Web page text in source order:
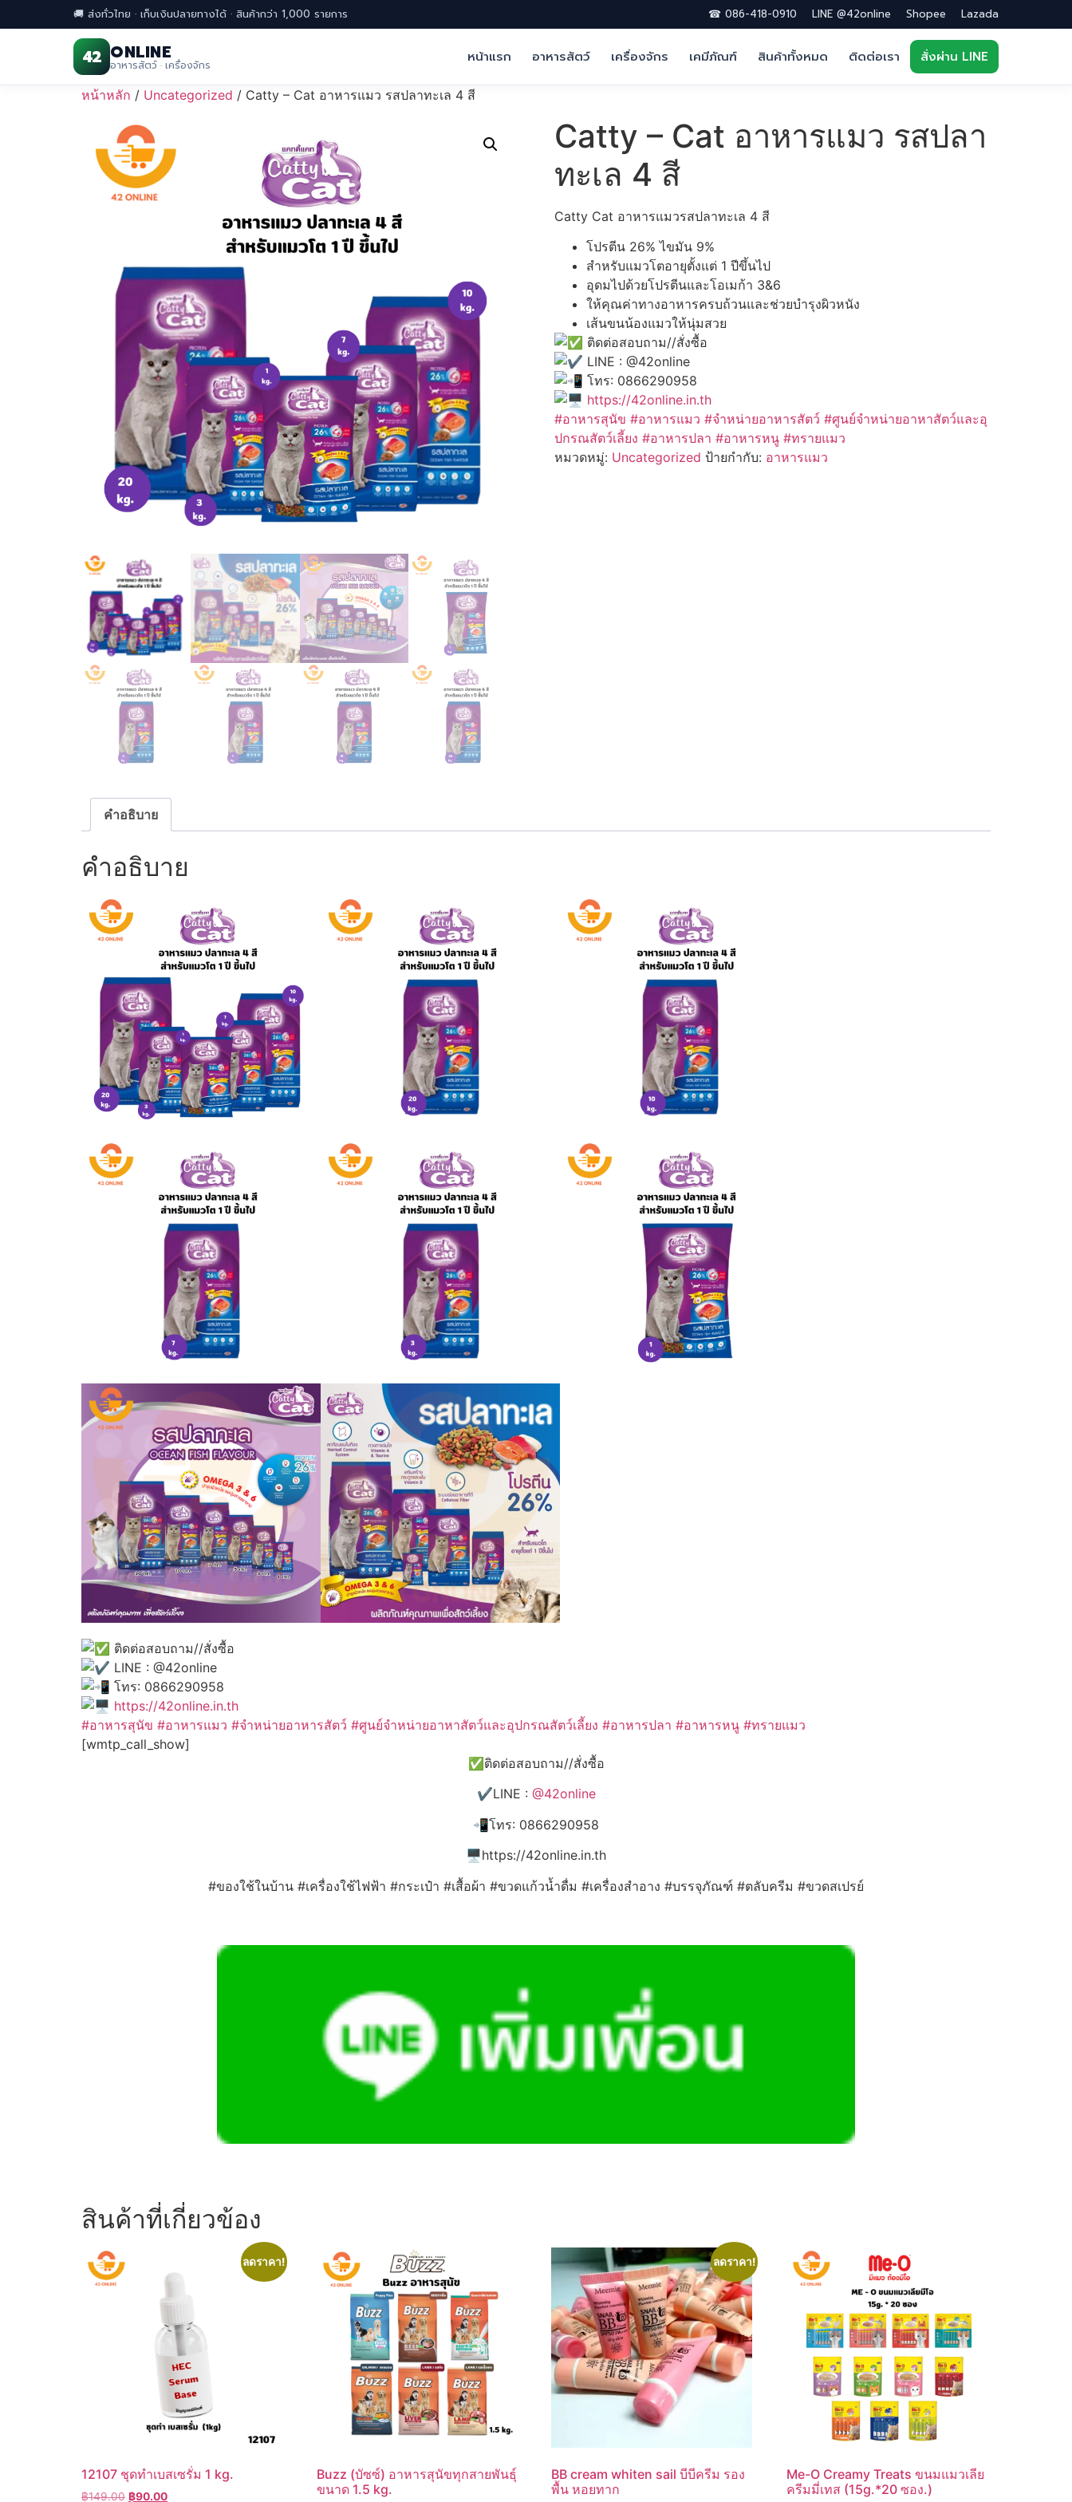
🚚 ส่งทั่วไทย · เก็บเงินปลายทางได้ · สินค้ากว่า 1,000 รายการ ☎ 086-418-0910 LINE @42online Shopee Lazada
42 ONLINE
อาหารสัตว์ · เครื่องจักร หน้าแรก อาหารสัตว์ เครื่องจักร เคมีภัณฑ์ สินค้าทั้งหมด ติดต่อเรา สั่งผ่าน LINE
หน้าหลัก / Uncategorized / Catty – Cat อาหารแมว รสปลาทะเล 4 สี
Catty – Cat อาหารแมว รสปลา
ทะเล 4 สี
Catty Cat อาหารแมวรสปลาทะเล 4 สี
โปรตีน 26% ไขมัน 9%
สำหรับแมวโตอายุตั้งแต่ 1 ปีขึ้นไป
อุดมไปด้วยโปรตีนและโอเมก้า 3&6
ให้คุณค่าทางอาหารครบถ้วนและช่วยบำรุงผิวหนัง
เส้นขนน้องแมวให้นุ่มสวย
ติดต่อสอบถาม//สั่งซื้อ
LINE : @42online
โทร: 0866290958
https://42online.in.th
#อาหารสุนัข #อาหารแมว #จำหน่ายอาหารสัตว์ #ศูนย์จำหน่ายอาหาสัตว์และอุ
ปกรณสัตว์เลี้ยง #อาหารปลา #อาหารหนู #ทรายแมว
หมวดหมู่: Uncategorized ป้ายกำกับ: อาหารแมว
คำอธิบาย
คำอธิบาย
ติดต่อสอบถาม//สั่งซื้อ
LINE : @42online
โทร: 0866290958
https://42online.in.th
#อาหารสุนัข #อาหารแมว #จำหน่ายอาหารสัตว์ #ศูนย์จำหน่ายอาหาสัตว์และอุปกรณสัตว์เลี้ยง #อาหารปลา #อาหารหนู #ทรายแมว
[wmtp_call_show]
✅ติดต่อสอบถาม//สั่งซื้อ
✔️LINE : @42online
📲โทร: 0866290958
🖥️https://42online.in.th
#ของใช้ในบ้าน #เครื่องใช้ไฟฟ้า #กระเป๋า #เสื้อผ้า #ขวดแก้วน้ำดื่ม #เครื่องสำอาง #บรรจุภัณฑ์ #ตลับครีม #ขวดสเปรย์
สินค้าที่เกี่ยวข้อง
ลดราคา!
12107 ชุดทำเบสเซรั่ม 1 kg.
฿149.00 Original
฿90.00Current
Buzz (บัซซ์) อาหารสุนัขทุกสายพันธุ์
ขนาด 1.5 kg.
ลดราคา!
BB cream whiten sail บีบีครีม รอง
พื้น หอยทาก
Me-O Creamy Treats ขนมแมวเลีย
ครีมมี่เทส (15g.*20 ซอง.)